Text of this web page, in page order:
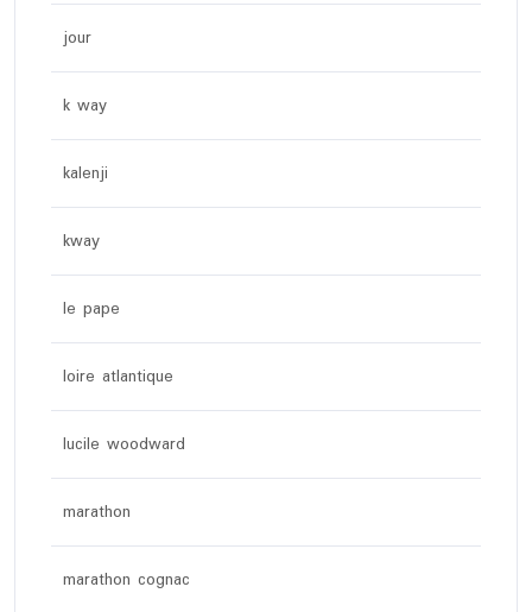
jour
k way
kalenji
kway
le pape
loire atlantique
lucile woodward
marathon
marathon cognac